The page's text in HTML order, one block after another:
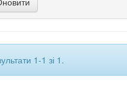
1-1 зі 1.